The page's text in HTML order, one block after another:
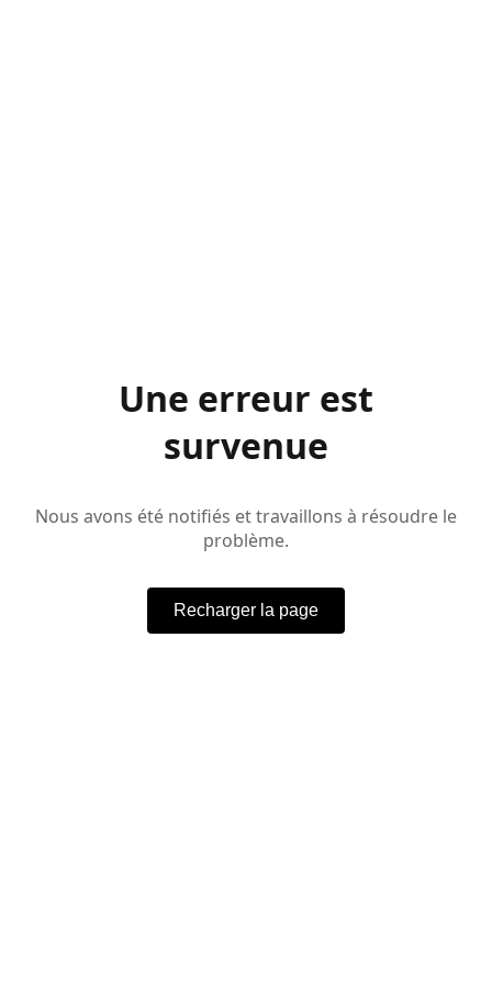
Une erreur est
survenue
Nous avons été notifiés et travaillons à résoudre le
problème.
Recharger la page